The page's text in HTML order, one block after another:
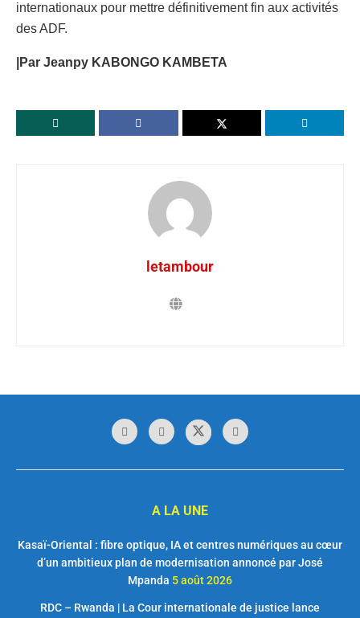
internationaux pour mettre définitivement fin aux activités
des ADF.
|Par Jeanpy KABONGO KAMBETA
letambour
A LA UNE
Kasaï-Oriental : fibre optique, IA et centres numériques au cœur
d’un ambitieux plan de modernisation annoncé par José
Mpanda 5 août 2026
RDC – Rwanda | La Cour internationale de justice lance